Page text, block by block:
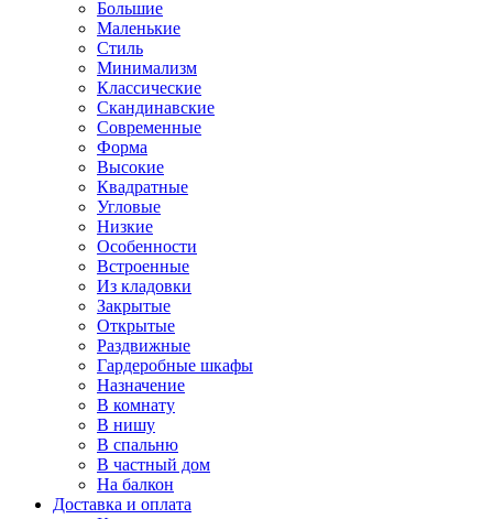
Большие
Маленькие
Стиль
Минимализм
Классические
Скандинавские
Современные
Форма
Высокие
Квадратные
Угловые
Низкие
Особенности
Встроенные
Из кладовки
Закрытые
Открытые
Раздвижные
Гардеробные шкафы
Назначение
В комнату
В нишу
В спальню
В частный дом
На балкон
Доставка и оплата